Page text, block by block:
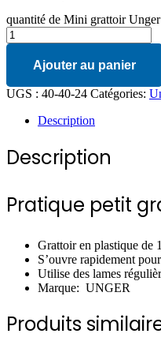
quantité de Mini grattoir
Ajouter au panier
UGS : 40-40-24 Catégories:
Description
Description
Pratique petit
Grattoir en plastique de
S’ouvre rapidement
Utilise des lames
Marque: UNGER
Produits